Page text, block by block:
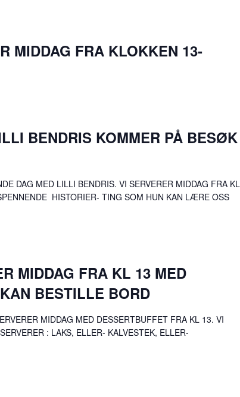
MIDDAG FRA KLOKKEN 13-
BENDRIS KOMMER PÅ BESØK
DAG MED LILLI BENDRIS. VI SERVERER MIDDAG FRA KL
HISTORIER- TING SOM HUN KAN LÆRE OSS
MIDDAG FRA KL 13 MED
BESTILLE BORD
MIDDAG MED DESSERTBUFFET FRA KL 13. VI
: LAKS, ELLER- KALVESTEK, ELLER-